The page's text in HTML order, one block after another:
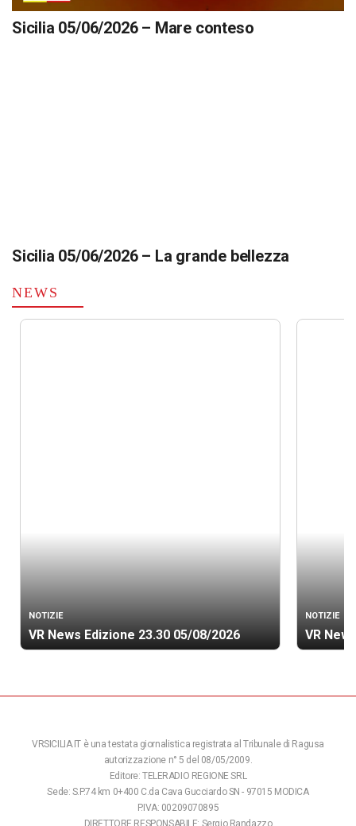
Sicilia 05/06/2026 – Mare conteso
Sicilia 05/06/2026 – La grande bellezza
NEWS
NOTIZIE
VR News Edizione 23.30 05/08/2026
NOTIZIE
VR
VRSICILIA.IT è una testata giornalistica registrata al Tribunale di Ragusa
autorizzazione n° 5 del 08/05/2009.
Editore: TELERADIO REGIONE SRL
Sede: S.P.74 km 0+400 C.da Cava Gucciardo SN - 97015 MODICA
P.IVA: 00209070895
DIRETTORE RESPONSABILE: Sergio Randazzo